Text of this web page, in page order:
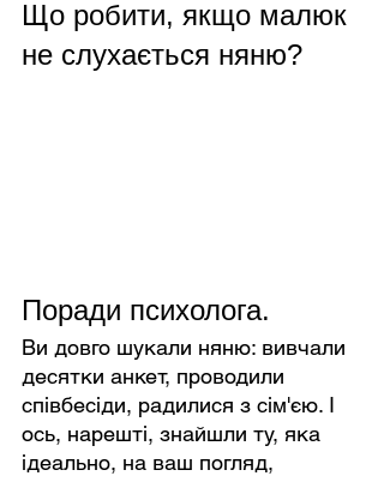
Що робити, якщо малюк
не слухається няню?
Поради психолога.
Ви довго шукали няню: вивчали
десятки анкет, проводили
співбесіди, радилися з сім'єю. І
ось, нарешті, знайшли ту, яка
ідеально, на ваш погляд,